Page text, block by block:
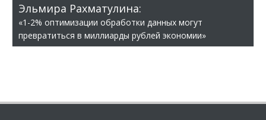
Эльмира Рахматулина:
«1-2% оптимизации обработки данных могут
превратиться в миллиарды рублей экономии»